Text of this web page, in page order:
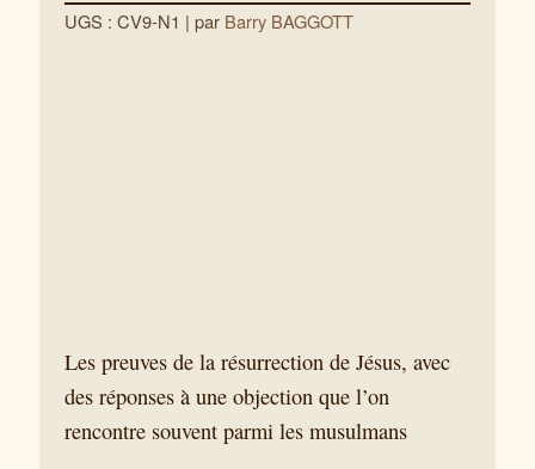
UGS : CV9-N1 | par Barry BAGGOTT
Les preuves de la résurrection de Jésus, avec
des réponses à une objection que l’on
rencontre souvent parmi les musulmans